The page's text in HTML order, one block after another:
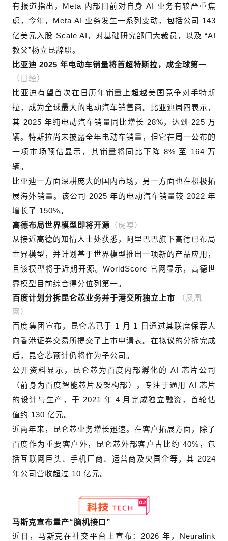
有报道指出，Meta 内部目前对自身 AI 业务有较严重焦
虑，今年，Meta AI 业务发生一系列变动，包括公司 143
亿美元入股 Scale AI，对基础研究部门大裁员，以及 “AI
教父”杨立昆辞职。
比亚迪 2025 年电动车销量将首超特斯拉，成全球第一
（日经）
比亚迪有望首次在日历年销量上超越美国竞争对手特斯
拉，成为全球最大的电动汽车销售商。比亚迪周四表示，
其 2025 年纯电动汽车销量同比增长 28%，达到 225 万
辆。特斯拉尚未披露全年电动车销量，但它在周一公布的
一项市场预估显示，其销量将同比下降 8% 至 164 万
辆。
比亚迪一方面深耕庞大的国内市场，另一方面也在积极拓
展海外销量。该公司 2025 年的电动汽车销量较 2022 年
增长了 150%。
高德布局世界模型即将开源
（虎嗅）
从接近高德的知情人士处获悉，阿里巴巴旗下高德已布局
世界模型，并计划基于世界模型推出一项新的产品应用，
且该模型将于近期开源。WorldScore 官网显示，高德世
界模型目前综合得分位列第一。
百度计划分拆昆仑芯业务并于港交所独立上市
（凤凰
网）
百度集团宣布，昆仑芯已于 1 月 1 日通过其联席保荐人
向香港证券交易所提交了上市申请表。在拟议的分拆完成
后，昆仑芯预计仍将作为子公司。
公开资料显示，昆仑芯为百度内部孵化的 AI 芯片公司
（前身为百度智能芯片及架构部），专注于通用 AI 芯片
的设计与生产，于 2021 年 4 月完成独立融资，首轮估
值约 130 亿元。
近两年来，昆仑芯业务增长迅速。在客户拓展方面，除了
百度作为重要客户外，昆仑芯外部客户占比约 40%，包
括互联网巨头、手机厂商、运营商及央国企等，其 2024
年公司营收超过 10 亿元。
马斯克宣布量产“脑机接口”
近日，马斯克在社交平台上宣布：2026 年，Neuralink